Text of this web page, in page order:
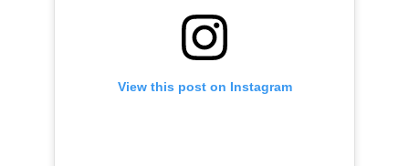
View this post on Instagram